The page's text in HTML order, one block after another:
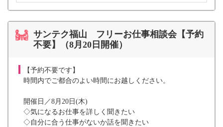
サンテク福山 フリーお仕事相談会【予約
不要】（8月20日開催）
【予約不要です】
時間内でご都合のよい時間にお越しください。
開催日／8月20日(木)
◇気になるお仕事を詳しく聞きたい
◇自分に合う仕事がないか話を聞きたい